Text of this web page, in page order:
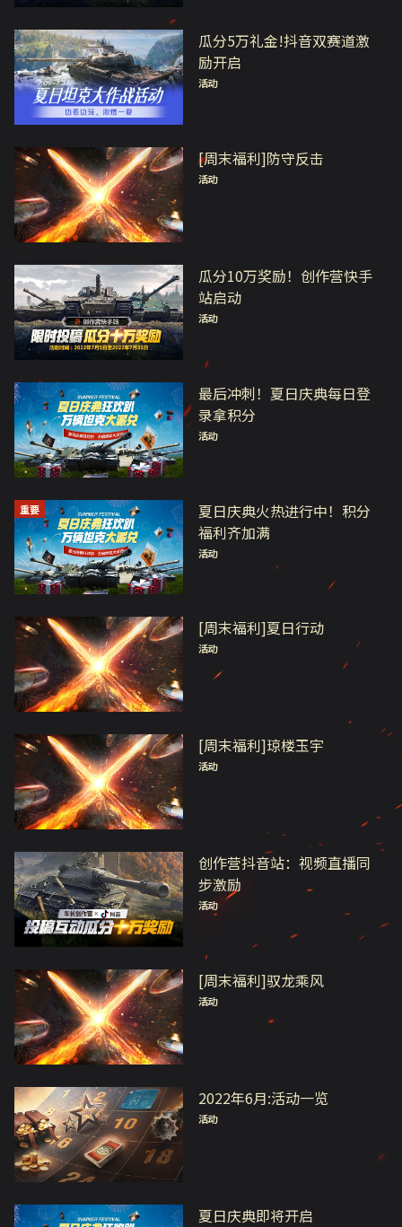
瓜分5万礼金!抖音双赛道激
励开启
活动
[周末福利]防守反击
活动
瓜分10万奖励！创作营快手
站启动
活动
最后冲刺！夏日庆典每日登
录拿积分
活动
重要
夏日庆典火热进行中！积分
福利齐加满
活动
[周末福利]夏日行动
活动
[周末福利]琼楼玉宇
活动
创作营抖音站：视频直播同
步激励
活动
[周末福利]驭龙乘风
活动
2022年6月:活动一览
活动
夏日庆典即将开启